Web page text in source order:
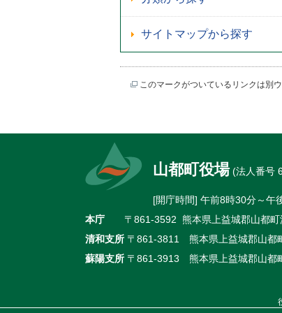
サイトマップから探す
このマークがついているリンクは別
山都町役場(法人番号
[開庁時間] 午前8時30分～午
本庁 〒861-3592 熊本県上益城郡山都町
清和支所 〒861-3811 熊本県上益城郡山都
蘇陽支所 〒861-3913 熊本県上益城郡山都